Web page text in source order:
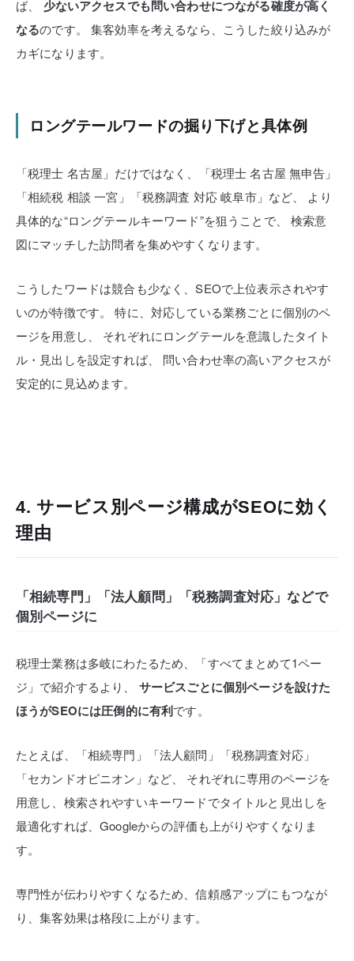
ば、
少ないアクセスでも問い合わせにつながる確度が高く
なるのです。
集客効率を考えるなら、こうした絞り込みが
カギになります。
ロングテールワードの掘り下げと具体例
「税理士 名古屋」だけではなく、「税理士 名古屋 無申告」
「相続税 相談 一宮」「税務調査 対応 岐阜市」など、
より
具体的な“ロングテールキーワード”を狙うことで、
検索意
図にマッチした訪問者を集めやすくなります。
こうしたワードは競合も少なく、SEOで上位表示されやす
いのが特徴です。
特に、対応している業務ごとに個別のペ
ージを用意し、
それぞれにロングテールを意識したタイト
ル・見出しを設定すれば、
問い合わせ率の高いアクセスが
安定的に見込めます。
4. サービス別ページ構成がSEOに効く
理由
「相続専門」「法人顧問」「税務調査対応」などで
個別ページに
税理士業務は多岐にわたるため、「すべてまとめて1ペー
ジ」で紹介するより、
サービスごとに個別ページを設けた
ほうがSEOには圧倒的に有利です。
たとえば、「相続専門」「法人顧問」「税務調査対応」
「セカンドオピニオン」など、
それぞれに専用のページを
用意し、検索されやすいキーワードでタイトルと見出しを
最適化すれば、Googleからの評価も上がりやすくなりま
す。
専門性が伝わりやすくなるため、信頼感アップにもつなが
り、集客効果は格段に上がります。